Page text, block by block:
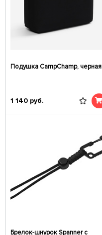
Подушка CampChamp, черная
1 140 руб.
Брелок-шнурок Spanner с